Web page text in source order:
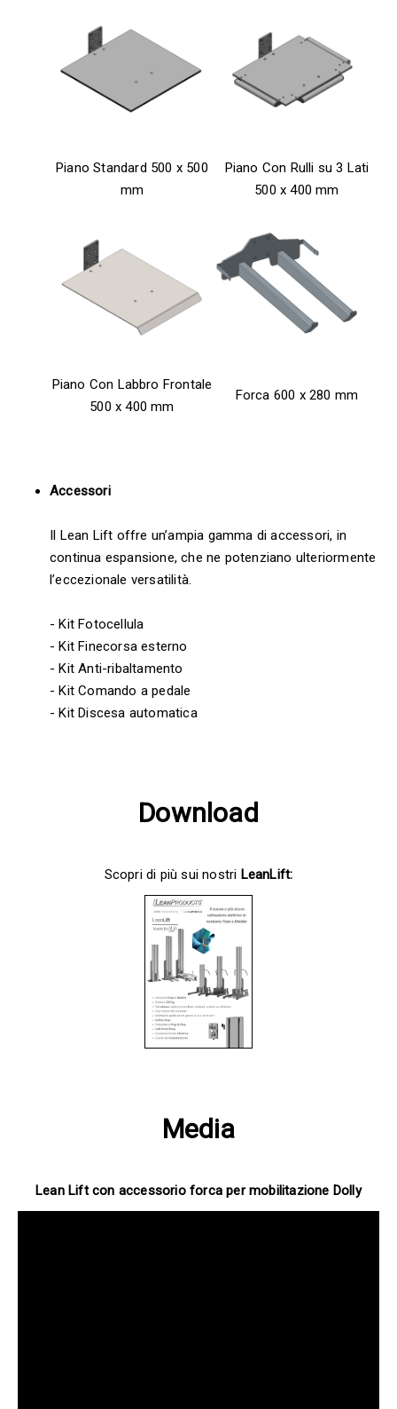
Piano Standard 500 x 500
mm
Piano Con Rulli su 3 Lati
500 x 400 mm
Piano Con Labbro Frontale
500 x 400 mm
Forca 600 x 280 mm
Accessori
Il Lean Lift offre un’ampia gamma di accessori, in
continua espansione, che ne potenziano ulteriormente
l’eccezionale versatilità.
- Kit Fotocellula
- Kit Finecorsa esterno
- Kit Anti-ribaltamento
- Kit Comando a pedale
- Kit Discesa automatica
Download
Scopri di più sui nostri LeanLift:
Media
Lean Lift con accessorio forca per mobilitazione Dolly